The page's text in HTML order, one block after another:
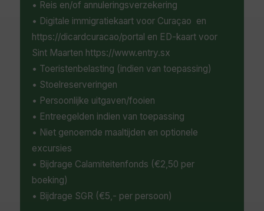
• Reis en/of annuleringsverzekering
• Digitale immigratiekaart voor Curaçao en
https://dicardcuracao/portal en ED-kaart voor
Sint Maarten https://www.entry.sx
• Toeristenbelasting (indien van toepassing)
• Stoelreserveringen
• Persoonlijke uitgaven/fooien
• Entreegelden indien van toepassing
• Niet genoemde maaltijden en optionele
excursies
• Bijdrage Calamiteitenfonds (€2,50 per
boeking)
• Bijdrage SGR (€5,- per persoon)